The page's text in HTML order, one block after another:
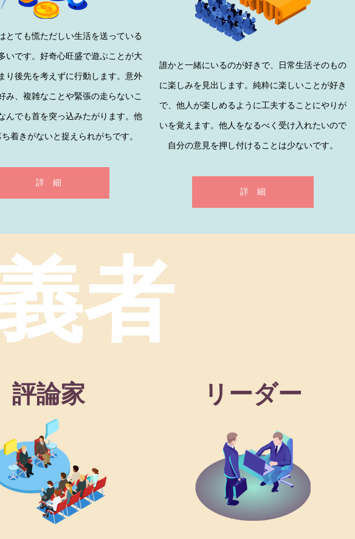
とても慌ただしい生活を送っている
いです。好奇心旺盛で遊ぶことが大
り後先を考えずに行動します。意外
み、複雑なことや緊張の走らないこ
んでも首を突っ込みたがります。他
着きがないと捉えられがちです。
詳 細
誰かと一緒にいるのが好きで、日常生活そのもの
に楽しみを見出します。純粋に楽しいことが好き
で、他人が楽しめるように工夫することにやりが
いを覚えます。他人をなるべく受け入れたいので
自分の意見を押し付けることは少ないです。
詳 細
者
評論家 リーダー